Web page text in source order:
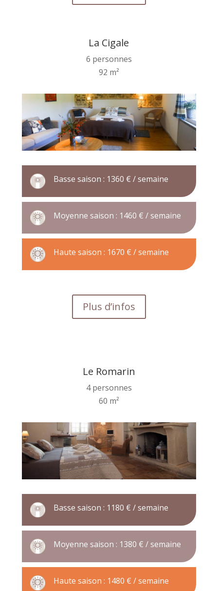
La Cigale
6 personnes
92 m²
Basse saison : 1360 € / semaine
Moyenne saison : 1460 € / semaine
Haute saison : 1670 € / semaine
Plus d’infos
Le Romarin
4 personnes
60 m²
Basse saison : 1180 € / semaine
Moyenne saison : 1380 € / semaine
Haute saison : 1480 € / semaine